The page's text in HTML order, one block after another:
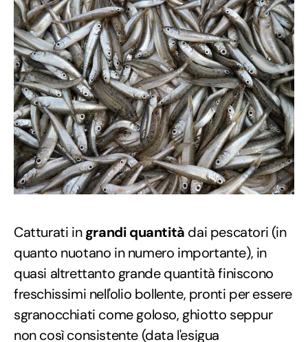
Catturati ingrandi quantità dai pescatori (in
quanto nuotano in numero importante), in
quasi altrettanto grande quantità finiscono
freschissimi nell'olio bollente, pronti per essere
sgranocchiati come goloso, ghiotto seppur
non così consistente (data l'esigua